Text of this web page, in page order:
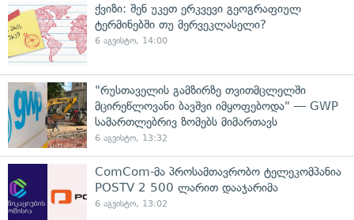
ქვიზი: შენ უკეთ ერკვევი გეოგრაფიულ
ტერმინებში თუ მერვეკლასელი?
6 აგვისტო, 14:00
"რუსთაველის გამზირზე თვითმცლელში
მცირეწლოვანი ბავშვი იმყოფებოდა" — GWP
სამართლებრივ ზომებს მიმართავს
6 აგვისტო, 13:32
ComCom-მა პროსამთავრობო ტელეკომპანია
POSTV 2 500 ლარით დააჯარიმა
6 აგვისტო, 13:02